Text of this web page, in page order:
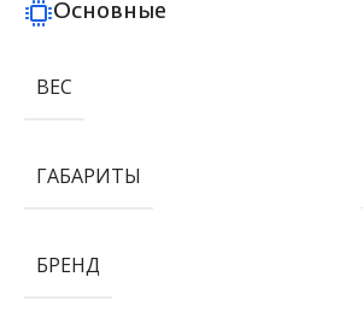
Основные
ВЕС
ГАБАРИТЫ
БРЕНД